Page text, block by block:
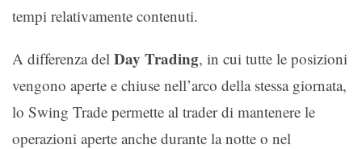
tempi relativamente contenuti.
A differenza del Day Trading, in cui tutte le posizioni
vengono aperte e chiuse nell’arco della stessa giornata,
lo Swing Trade permette al trader di mantenere le
operazioni aperte anche durante la notte o nel